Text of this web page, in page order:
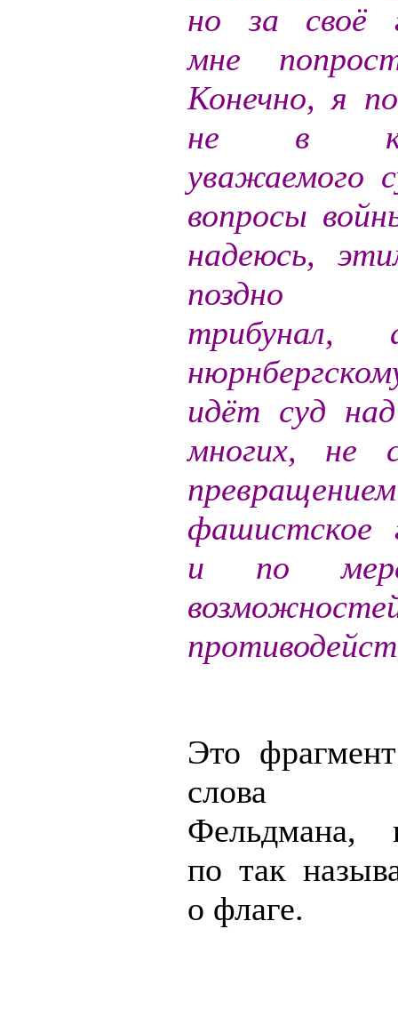
но за своё
мне
Конечно, я
не в
уважаемого
вопросы
надеюсь,
поздно
трибунал,
идёт суд
многих, не
фашистское
и по
Это
слова
Фельдмана,
по так
о флаге.